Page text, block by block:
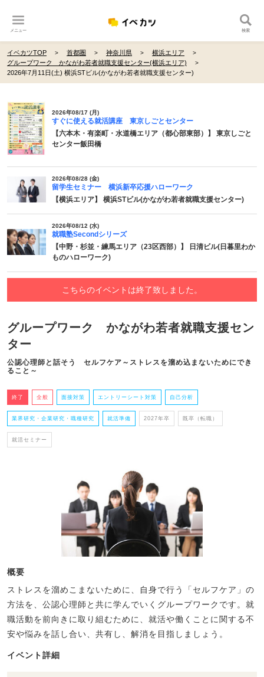
メニュー 検索
イベカツTOP 首都圏 神奈川県
横浜エリア
グループワーク かながわ若者就職支援センター(横浜エリア)
2026年7月11日(土) 横浜STビル(かながわ若者就職支援センター)
2026年08/17 (月)
すぐに使える就活講座 東京しごとセンター
【六本木・有楽町・水道橋エリア（都心部東部）】 東京しごと
センター飯田橋
2026年08/28 (金)
留学生セミナー 横浜新卒応援ハローワーク
【横浜エリア】 横浜STビル(かながわ若者就職支援センター)
2026年08/12 (水)
就職塾Secondシリーズ
【中野・杉並・練馬エリア（23区西部）】 日清ビル(日暮里わか
ものハローワーク)
こちらのイベントは終了致しました。
グループワーク かながわ若者就職支援セン
ター
公認心理師と話そう セルフケア～ストレスを溜め込まないためにでき
ること～
終了 全般 面接対策 エントリーシート対策 自己分析
業界研究・企業研究・職種研究 就活準備 2027年卒 既卒（転職）
就活セミナー
概要
ストレスを溜めこまないために、自身で行う「セルフケア」の
方法を、公認心理師と共に学んでいくグループワークです。就
職活動を前向きに取り組むために、就活や働くことに関する不
安や悩みを話し合い、共有し、解消を目指しましょう。
イベント詳細